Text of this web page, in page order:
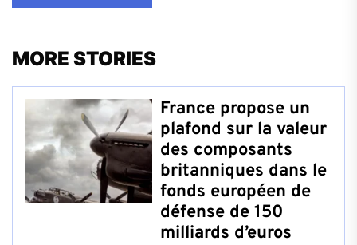
MORE STORIES
France propose un
plafond sur la valeur
des composants
britanniques dans le
fonds européen de
défense de 150
milliards d’euros